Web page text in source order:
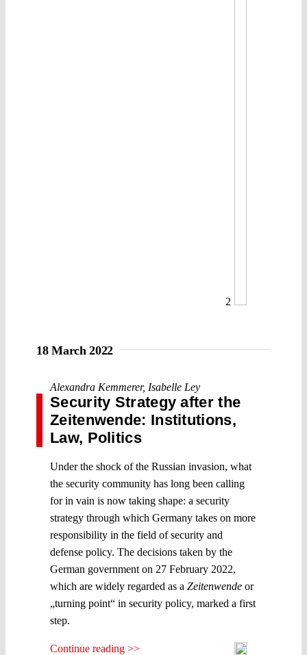
2
18 March 2022
Alexandra Kemmerer, Isabelle Ley
Security Strategy after the
Zeitenwende: Institutions,
Law, Politics
Under the shock of the Russian invasion, what
the security community has long been calling
for in vain is now taking shape: a security
strategy through which Germany takes on more
responsibility in the field of security and
defense policy. The decisions taken by the
German government on 27 February 2022,
which are widely regarded as a Zeitenwende or
„turning point“ in security policy, marked a first
step.
Continue reading >>